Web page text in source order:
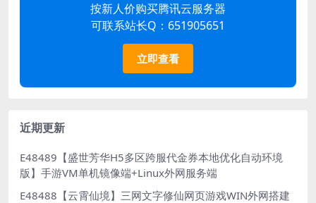
按新人价购买腾讯云服务器
可联系站长Q：651905651
立即查看
近期更新
E48489【盛世芳华H5多区跨服代金券本地优化自动环境
版】手游VM单机镜像端+Linux外网服务端
E48488【云霄仙境】三网文字修仙网页游戏WIN外网搭建